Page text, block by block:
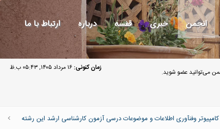
انجمن خبری قفسه درباره ارتباط با ما
زمان کنونی: ۱۶ مرداد ۱۴۰۵, ۰۵:۴۳ ب.ظ می‌توانید عضو شوید.
وفنآوری اطلاعات و موضوعات درسی آزمون کارشناسی ارشد این رشته